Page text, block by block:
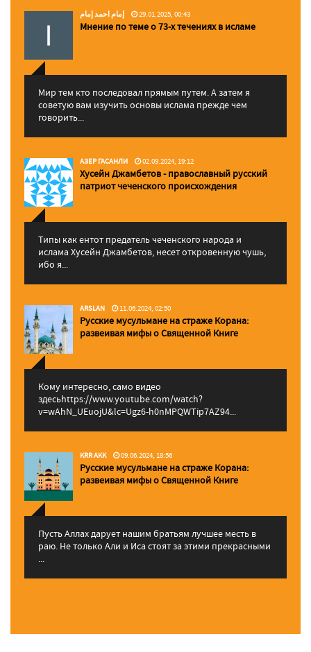
إمام احمد إمام 29.01.2025, 00:43
Мнение по теме о 73-х течениях в исламе
Мир тем кто последовал прямым путем. А затем я
советую вам изучить основы ислама прежде чем
говорить...
АЗЕР ГАСАНЛИ 02.09.2024, 19:12
Хусейн Джамбетов - православный русский
патриот чеченского происхождения
Типы как ентот предатель чеченского народа и
ислама Хусейн Джамбетов, несет откровенную чушь,
ибо я...
ARSLAN 11.06.2024, 02:50
Русские мусульмане на страже Корана:
pазвеивая мифы о Священной Книге
Кому интересно, само видео
здесьhttps://www.youtube.com/watch?
v=wAhN_UEuojU&lc=Ugz6-h0nMPQWTip7AZ94...
KRR AKK 09.06.2024, 18:56
Русские мусульмане на страже Корана:
pазвеивая мифы о Священной Книге
Пусть Аллах дарует нашим братьям лучшее месть в
раю. Не только Али и Иса стоят за этими прекрасными
...